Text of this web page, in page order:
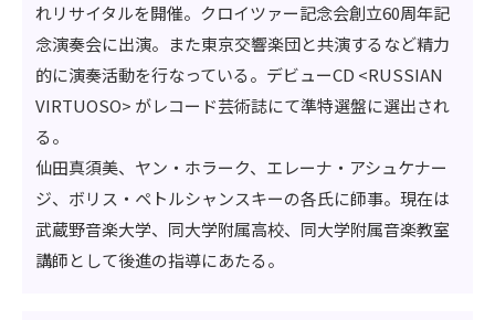
れリサイタルを開催。クロイツァー記念会創立60周年記
念演奏会に出演。また東京交響楽団と共演するなど精力
的に演奏活動を行なっている。デビューCD <RUSSIAN
VIRTUOSO> がレコード芸術誌にて準特選盤に選出され
る。
仙田真須美、ヤン・ホラーク、エレーナ・アシュケナー
ジ、ボリス・ペトルシャンスキーの各氏に師事。現在は
武蔵野音楽大学、同大学附属高校、同大学附属音楽教室
講師として後進の指導にあたる。